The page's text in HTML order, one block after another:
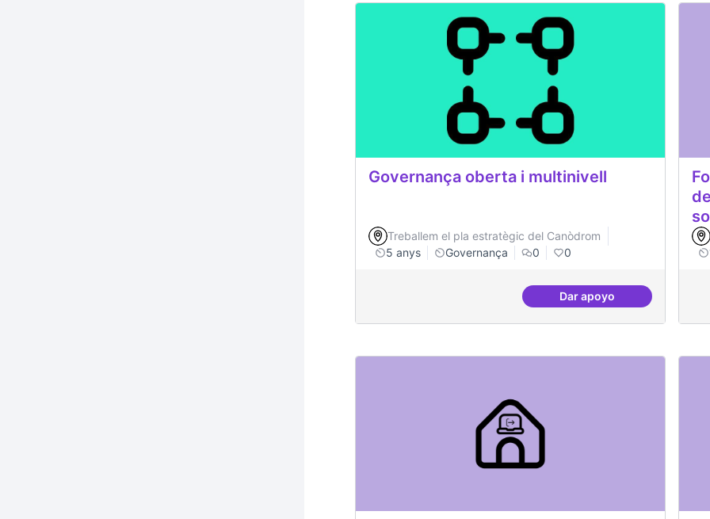
Governança oberta i multinivell
Treballem el pla estratègic del Canòdrom
5 anys
Governança 0 0
Dar apoyoGovernança oberta i